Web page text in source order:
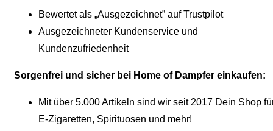
Bewertet als „Ausgezeichnet” auf Trustpilot
Ausgezeichneter Kundenservice und
Kundenzufriedenheit
Sorgenfrei und sicher bei Home of Dampfer einkaufen:
Mit über 5.000 Artikeln sind wir seit 2017 Dein Shop
E-Zigaretten, Spirituosen und mehr!